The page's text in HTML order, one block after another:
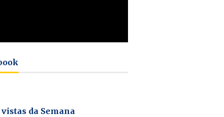
da Semana